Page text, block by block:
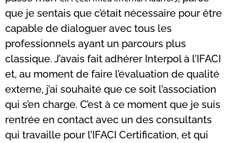
que je sentais que c’était nécessaire pour être
capable de dialoguer avec tous les
professionnels ayant un parcours plus
classique. J’avais fait adhérer Interpol à l’IFACI
et, au moment de faire l’évaluation de qualité
externe, j’ai souhaité que ce soit l’association
qui s’en charge. C’est à ce moment que je suis
rentrée en contact avec un des consultants
qui travaille pour l’IFACI Certification, et qui